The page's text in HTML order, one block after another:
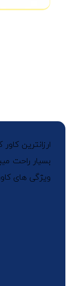
بسیار راحت
ویژگی های